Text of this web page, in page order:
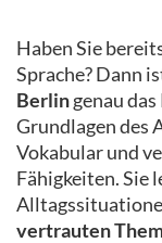
Haben Sie
Sprache? Dann
Berlingenau
Grundlagen des
Vokabular und
Fähigkeiten. Sie
vertrauten